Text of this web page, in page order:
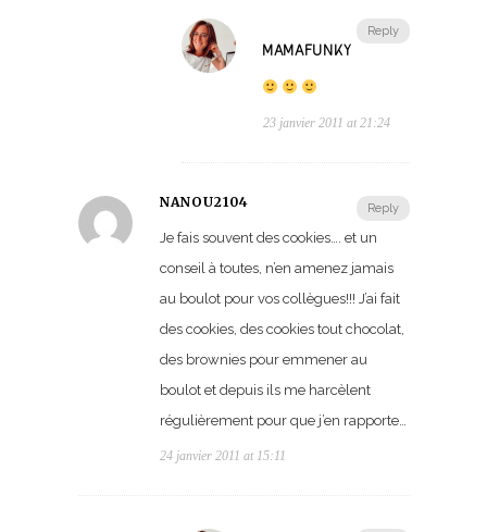
Reply
MAMAFUNKY
23 janvier 2011 at 21:24
Reply
NANOU2104
Je fais souvent des cookies…. et un
conseil à toutes, n’en amenez jamais
au boulot pour vos collègues!!! J’ai fait
des cookies, des cookies tout chocolat,
des brownies pour emmener au
boulot et depuis ils me harcèlent
régulièrement pour que j’en rapporte…
24 janvier 2011 at 15:11